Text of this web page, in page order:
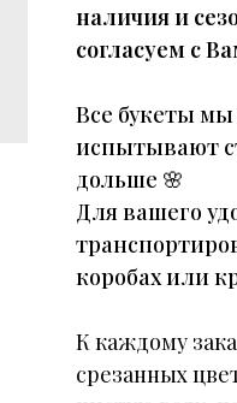
наличия и
согласуем с
Все букеты
испытывают
дольше 🌸
Для вашего
коробах или
К каждому
срезанных